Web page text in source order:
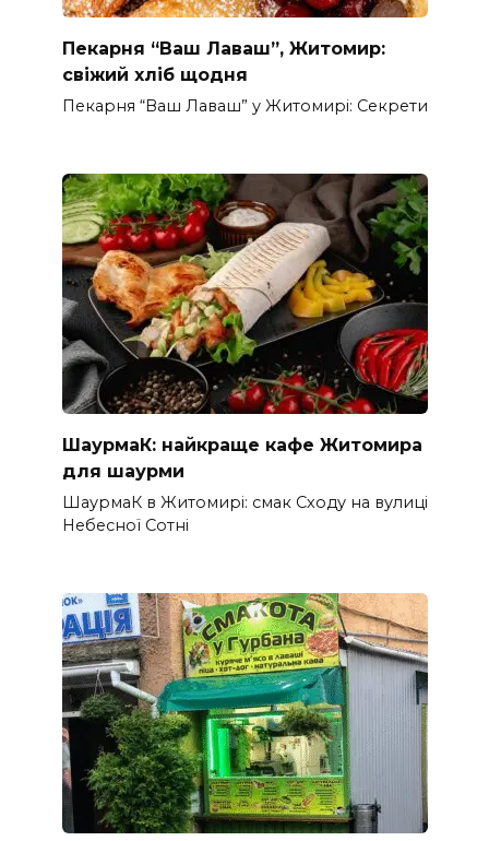
Пекарня “Ваш Лаваш”, Житомир:
свіжий хліб щодня
Пекарня “Ваш Лаваш” у Житомирі: Секрети
ШаурмаК: найкраще кафе Житомира
для шаурми
ШаурмаК в Житомирі: смак Сходу на вулиці
Небесної Сотні